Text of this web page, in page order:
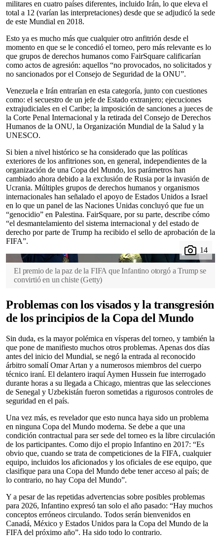
militares en cuatro países diferentes, incluido Irán, lo que eleva el
total a 12 (varían las interpretaciones) desde que se adjudicó la sede
de este Mundial en 2018.
Esto ya es mucho más que cualquier otro anfitrión desde el
momento en que se le concedió el torneo, pero más relevante es lo
que grupos de derechos humanos como FairSquare calificarían
como actos de agresión: aquellos “no provocados, no solicitados y
no sancionados por el Consejo de Seguridad de la ONU”.
Venezuela e Irán entrarían en esta categoría, junto con cuestiones
como: el secuestro de un jefe de Estado extranjero; ejecuciones
extrajudiciales en el Caribe; la imposición de sanciones a jueces de
la Corte Penal Internacional y la retirada del Consejo de Derechos
Humanos de la ONU, la Organización Mundial de la Salud y la
UNESCO.
Si bien a nivel histórico se ha considerado que las políticas
exteriores de los anfitriones son, en general, independientes de la
organización de una Copa del Mundo, los parámetros han
cambiado ahora debido a la exclusión de Rusia por la invasión de
Ucrania. Múltiples grupos de derechos humanos y organismos
internacionales han señalado el apoyo de Estados Unidos a Israel
en lo que un panel de las Naciones Unidas concluyó que fue un
“genocidio” en Palestina. FairSquare, por su parte, describe cómo
“el desmantelamiento del sistema internacional y del estado de
derecho por parte de Trump ha recibido el sello de aprobación de la
FIFA”.
El premio de la paz de la FIFA que Infantino otorgó a Trump se
convirtió en un chiste (Getty)
Problemas con los visados y la transgresión
de los principios de la Copa del Mundo
Sin duda, es la mayor polémica en vísperas del torneo, y también la
que pone de manifiesto muchos otros problemas. Apenas dos días
antes del inicio del Mundial, se negó la entrada al reconocido
árbitro somalí Omar Artan y a numerosos miembros del cuerpo
técnico iraní. El delantero iraquí Aymen Hussein fue interrogado
durante horas a su llegada a Chicago, mientras que las selecciones
de Senegal y Uzbekistán fueron sometidas a rigurosos controles de
seguridad en el país.
Una vez más, es revelador que esto nunca haya sido un problema
en ninguna Copa del Mundo moderna. Se debe a que una
condición contractual para ser sede del torneo es la libre circulación
de los participantes. Como dijo el propio Infantino en 2017: “Es
obvio que, cuando se trata de competiciones de la FIFA, cualquier
equipo, incluidos los aficionados y los oficiales de ese equipo, que
clasifique para una Copa del Mundo debe tener acceso al país; de
lo contrario, no hay Copa del Mundo”.
Y a pesar de las repetidas advertencias sobre posibles problemas
para 2026, Infantino expresó tan solo el año pasado: “Hay muchos
conceptos erróneos circulando. Todos serán bienvenidos en
Canadá, México y Estados Unidos para la Copa del Mundo de la
FIFA del próximo año”. Ha sido todo lo contrario.